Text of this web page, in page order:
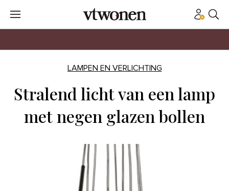
LAMPEN EN VERLICHTING
Stralend licht van een lamp
met negen glazen bollen